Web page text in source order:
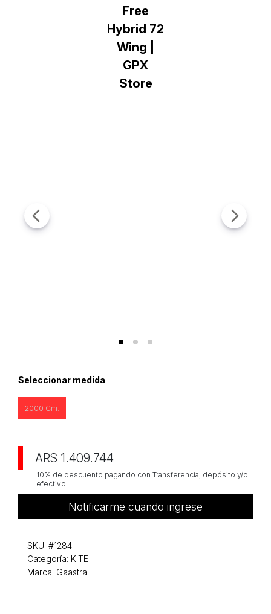
Seleccionar medida
2000 Cm.
ARS 1.409.744
10% de descuento pagando con Transferencia, depósito y/o
efectivo
Notificarme cuando ingrese
SKU: #1284
Categoría: KITE
Marca: Gaastra